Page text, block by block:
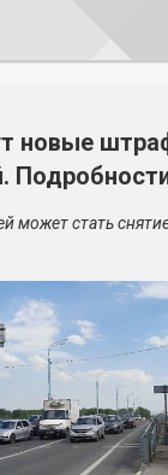
новые
может стать